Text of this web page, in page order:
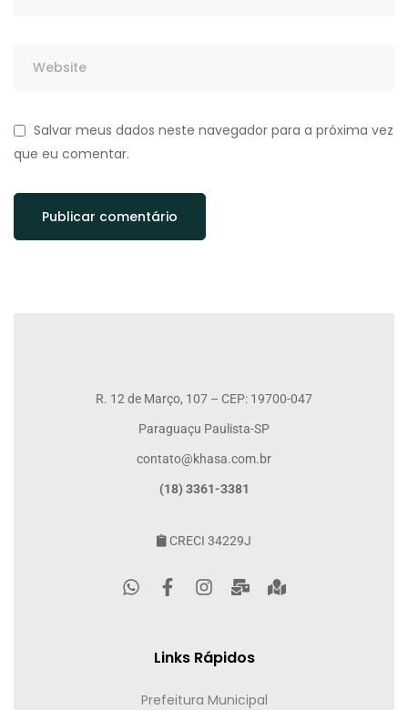
Salvar meus dados neste navegador para a próxima vez
que eu comentar.
R. 12 de Março, 107 – CEP: 19700-047
Paraguaçu Paulista-SP
contato@khasa.com.br
(18) 3361-3381
CRECI 34229J
Links Rápidos
Prefeitura Municipal